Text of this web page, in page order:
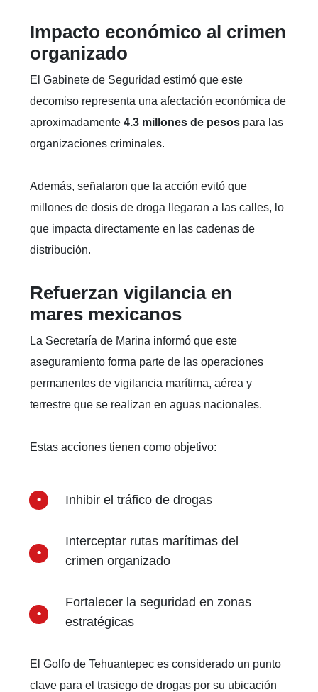
Impacto económico al crimen
organizado
El Gabinete de Seguridad estimó que este
decomiso representa una afectación económica de
aproximadamente 4.3 millones de pesos para las
organizaciones criminales.
Además, señalaron que la acción evitó que
millones de dosis de droga llegaran a las calles, lo
que impacta directamente en las cadenas de
distribución.
Refuerzan vigilancia en
mares mexicanos
La Secretaría de Marina informó que este
aseguramiento forma parte de las operaciones
permanentes de vigilancia marítima, aérea y
terrestre que se realizan en aguas nacionales.
Estas acciones tienen como objetivo:
Inhibir el tráfico de drogas
Interceptar rutas marítimas del
crimen organizado
Fortalecer la seguridad en zonas
estratégicas
El Golfo de Tehuantepec es considerado un punto
clave para el trasiego de drogas por su ubicación